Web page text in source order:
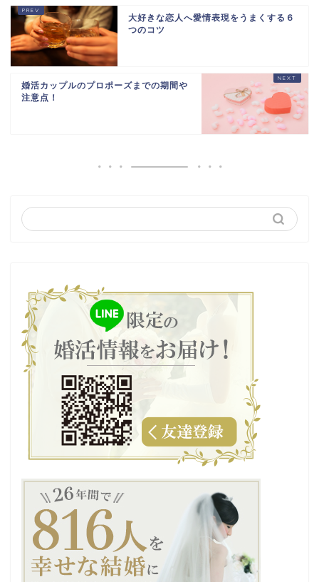
大好きな恋人へ愛情表現をうまくする６
つのコツ
婚活カップルのプロポーズまでの期間や
注意点！